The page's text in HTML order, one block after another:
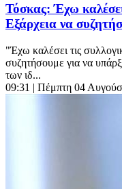
Τόσκας: Έχω
Εξάρχεια να
"Έχω καλέσει τις
συζητήσουμε για να
των ιδ...
09:31 | Πέμπτη 04